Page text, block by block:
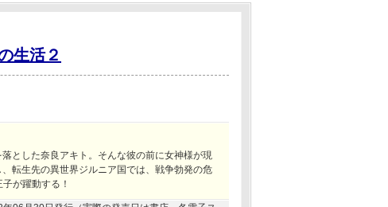
生活２
とした奈良アキト。そんな彼の前に女神様が現
転生先の異世界ジルニア国では、戦争勃発の危
が躍動する！